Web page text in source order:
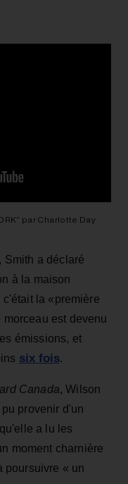
par Charlotte Day
Smith a déclaré
à la maison
la «première
est devenu
émissions, et
six fois.
Canada, Wilson
provenir d'un
a lu les
moment charnière
poursuivre « un